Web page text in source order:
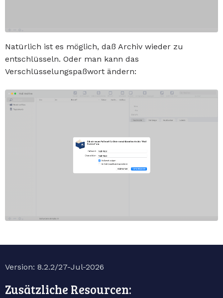
Natürlich ist es möglich, daß Archiv wieder zu
entschlüsseln. Oder man kann das
Verschlüsselungspaßwort ändern:
Version: 8.2.2/27-Jul-2026
Zusätzliche Resourcen: